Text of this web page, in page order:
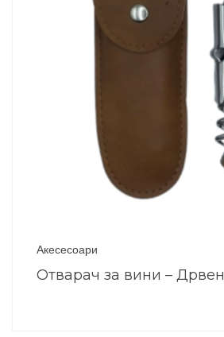
Акесесоари
Отварач за вини – Дрвен